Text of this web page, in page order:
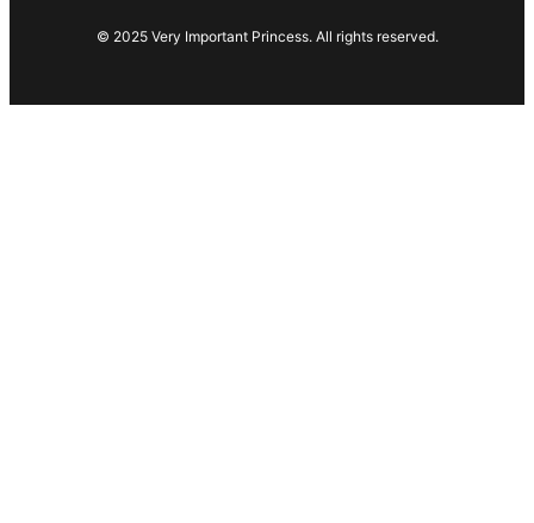
© 2025 Very Important Princess. All rights reserved.